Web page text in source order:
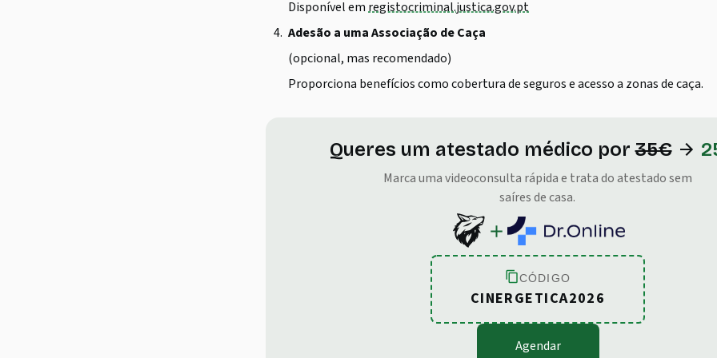
Disponível emregistocriminal.justica.gov.pt
Adesão a uma Associação de Caça
(opcional, mas recomendado)
Proporciona benefícios como cobertura de seguros e acesso a zonas de caça.
Queres um atestado médico por35€
Marca uma videoconsulta rápida e trata do atestado sem
saíres de casa.
CÓDIGO
CINERGETICA2026
Agendar